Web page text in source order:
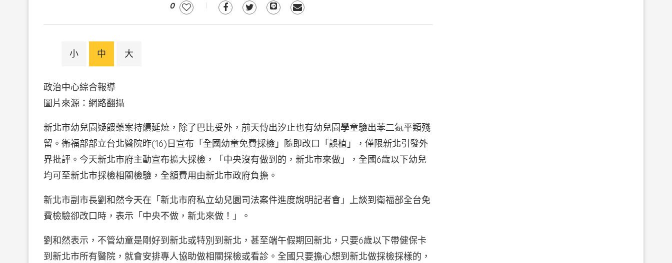
0
小 中 大
政治中心綜合報導
圖片來源：網路翻攝
新北市幼兒園疑餵藥案持續延燒，除了巴比妥外，前天傳出汐止也有幼兒園學童驗出苯二氮平類殘
留。衛福部部立台北醫院昨(16)日宣布「全國幼童免費採檢」隨即改口「誤植」，僅限新北引發外
界批評。今天新北市府主動宣布擴大採檢，「中央沒有做到的，新北市來做」，全國6歲以下幼兒
均可至新北市採檢相關檢驗，全額費用由新北市政府負擔。
新北市副市長劉和然今天在「新北市府私立幼兒園司法案件進度說明記者會」上談到衛福部全台免
費檢驗卻改口時，表示「中央不做，新北來做！」。
劉和然表示，不管幼童是剛好到新北或特別到新北，甚至端午假期回新北，只要6歲以下帶健保卡
到新北市所有醫院，就會安排專人協助做相關採檢或看診。全國只要擔心想到新北做採檢採樣的，